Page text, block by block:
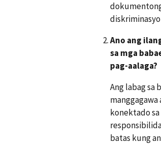
Ano ang
sa mga
pag-aalaga?
Ang labag sa
konektado
batas kung